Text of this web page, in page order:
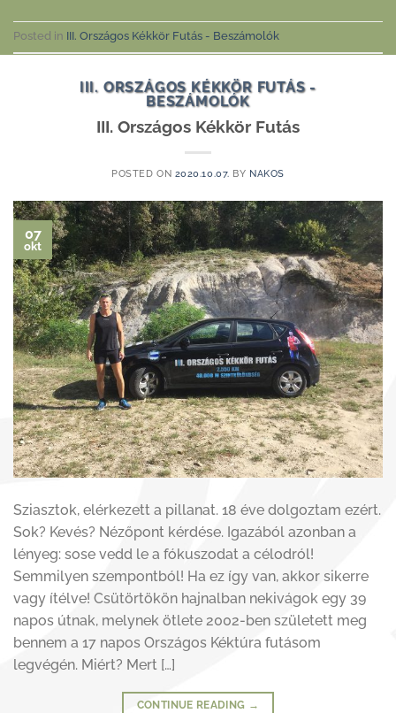
Posted in III. Országos Kékkör Futás - Beszámolók
III. ORSZÁGOS KÉKKÖR FUTÁS -
BESZÁMOLÓK
III. Országos Kékkör Futás
POSTED ON 2020.10.07. BY NAKOS
07
okt
Sziasztok, elérkezett a pillanat. 18 éve dolgoztam ezért.
Sok? Kevés? Nézőpont kérdése. Igazából azonban a
lényeg: sose vedd le a fókuszodat a célodról!
Semmilyen szempontból! Ha ez így van, akkor sikerre
vagy ítélve! Csütörtökön hajnalban nekivágok egy 39
napos útnak, melynek ötlete 2002-ben született meg
bennem a 17 napos Országos Kéktúra futásom
legvégén. Miért? Mert […]
CONTINUE READING →